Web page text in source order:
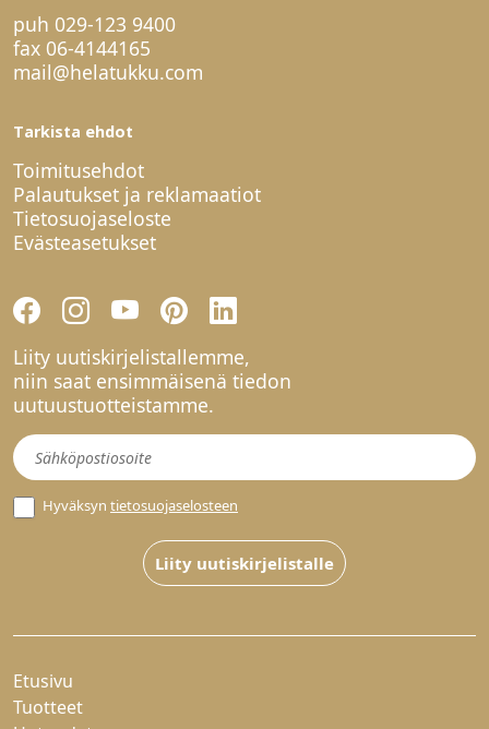
puh 029-123 9400
fax 06-4144165
mail@helatukku.com
Tarkista ehdot
Toimitusehdot
Palautukset ja reklamaatiot
Tietosuojaseloste
Evästeasetukset
Liity uutiskirjelistallemme,
niin saat ensimmäisenä tiedon
uutuustuotteistamme.
Uutiskirje
Hyväksyn tietosuojaselosteen
Liity uutiskirjelistalle
Etusivu
Tuotteet